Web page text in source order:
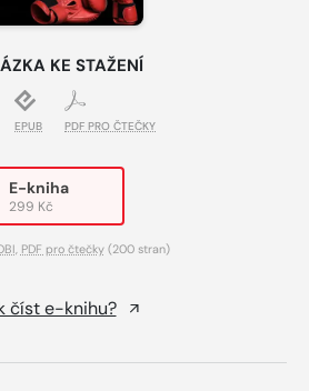
KE STAŽENÍ
EPUB PDF PRO ČTEČKY
E-kniha
299 Kč
PDF pro čtečky(200 stran)
číst e-knihu?